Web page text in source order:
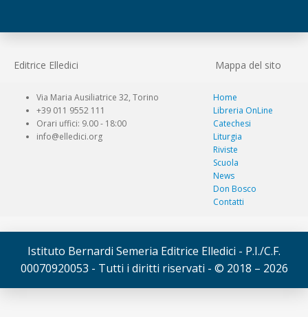
Editrice Elledici Mappa del sito
Via Maria Ausiliatrice 32, Torino
+39 011 9552 111
Orari uffici: 9.00 - 18:00
info@elledici.org
Home
Libreria OnLine
Catechesi
Liturgia
Riviste
Scuola
News
Don Bosco
Contatti
Istituto Bernardi Semeria Editrice Elledici - P.I./C.F.
00070920053 - Tutti i diritti riservati - © 2018 – 2026